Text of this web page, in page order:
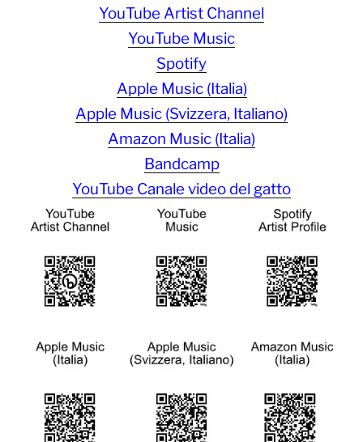
YouTube Artist Channel
YouTube Music
Spotify
Apple Music (Italia)
Apple Music (Svizzera, Italiano)
Amazon Music (Italia)
Bandcamp
YouTube Canale video del gatto